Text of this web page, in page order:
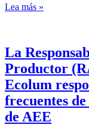
Lea más »
La
Productor
Ecolum
frecuentes
de AEE